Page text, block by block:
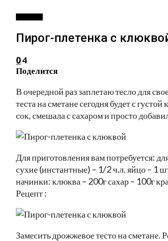
Пирог-плетенка с
04
Поделится
В очередной раз заплетаю тесло для
теста на сметане сегодня будет с
сок, смешала с сахаром и просто
Для приготовления вам потребуется:
сухие (инстантные) – 1/2 ч.л. яйцо – 1
начинки: клюква – 200г сахар – 100г
Рецепт :
Замесить дрожжевое тесто на сметане.